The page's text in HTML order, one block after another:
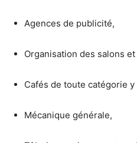
Agences de publicité,
Organisation des salons
Cafés de toute catégorie
Mécanique générale,